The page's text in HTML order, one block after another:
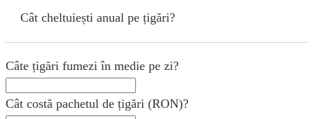
Cât cheltuiești anual pe țigări?
Câte țigări fumezi în medie pe zi?
Cât costă pachetul de țigări (RON)?